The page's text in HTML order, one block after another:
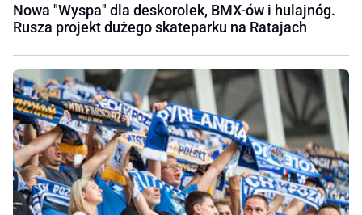
Nowa "Wyspa" dla deskorolek, BMX-ów i hulajnóg.
Rusza projekt dużego skateparku na Ratajach